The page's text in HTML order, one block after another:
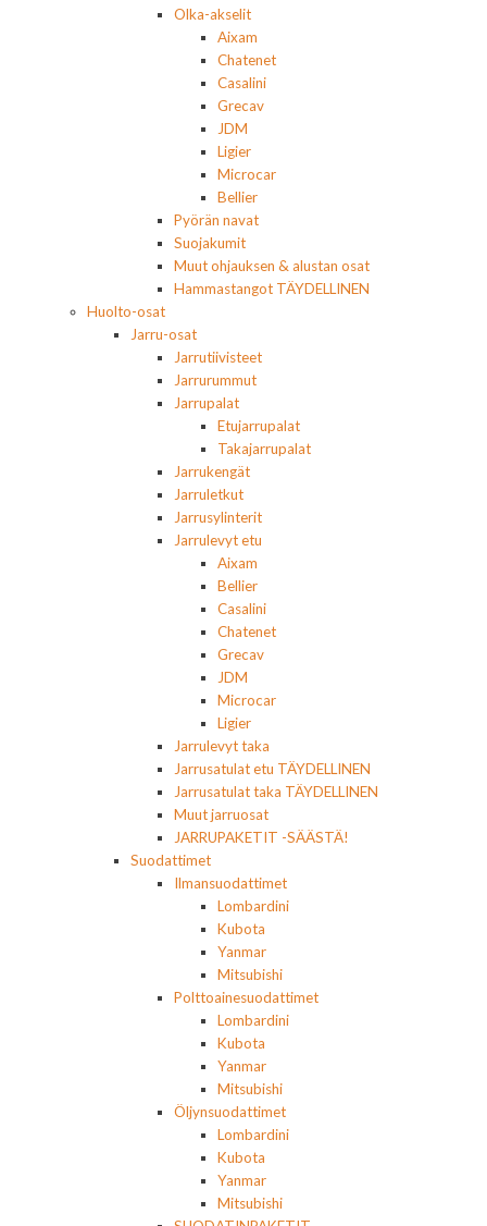
Olka-akselit
Aixam
Chatenet
Casalini
Grecav
JDM
Ligier
Microcar
Bellier
Pyörän navat
Suojakumit
Muut ohjauksen & alustan osat
Hammastangot TÄYDELLINEN
Huolto-osat
Jarru-osat
Jarrutiivisteet
Jarrurummut
Jarrupalat
Etujarrupalat
Takajarrupalat
Jarrukengät
Jarruletkut
Jarrusylinterit
Jarrulevyt etu
Aixam
Bellier
Casalini
Chatenet
Grecav
JDM
Microcar
Ligier
Jarrulevyt taka
Jarrusatulat etu TÄYDELLINEN
Jarrusatulat taka TÄYDELLINEN
Muut jarruosat
JARRUPAKETIT -SÄÄSTÄ!
Suodattimet
Ilmansuodattimet
Lombardini
Kubota
Yanmar
Mitsubishi
Polttoainesuodattimet
Lombardini
Kubota
Yanmar
Mitsubishi
Öljynsuodattimet
Lombardini
Kubota
Yanmar
Mitsubishi